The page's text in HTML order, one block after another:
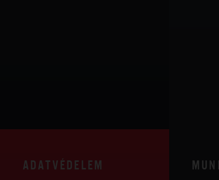
ADATVÉDELEM